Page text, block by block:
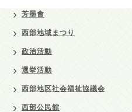
芳墨會
西部地域まつり
政治活動
選挙活動
西部地区社会福祉協議会
西部公民館